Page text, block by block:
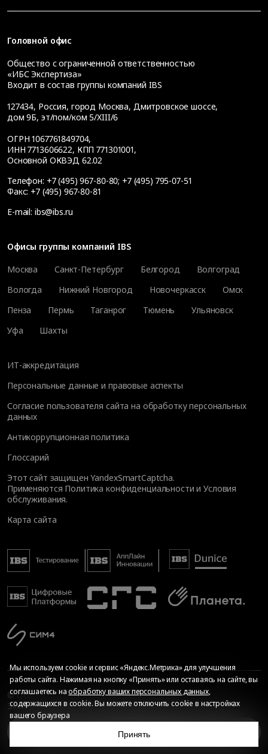
Головной офис
Общество с ограниченной ответственностью
«ИБС Экспертиза»
Входит в состав группы компаний IBS
127434, Россия, город Москва, Дмитровское шоссе,
дом 9Б, эт/пом/ком 5/XIII/6
ОГРН 1067761849704,
ИНН 7713606622, КПП 771301001,
Основной ОКВЭД 62.02
Телефон: +7 (495) 967-80-80; +7 (495) 795-07-51
Факс: +7 (495) 967-80-81
E-mail: ibs@ibs.ru
Офисы группы компаний IBS
Москва
Санкт-Петербург Белгород
Волгоград
Вологда
Нижний Новгород Новочеркасск
Омск
Пенза
Пермь Таганрог Тюмень
Ульяновск
Уфа
Шахты
ИТ-аккредитация
Персональные данные и правовые аспекты
Согласие пользователя сайта на обработку персональных
данных
Антикоррупционная политика
Глоссарий
Этот сайт защищен YandexSmartCaptcha.
Применяются Политика конфиденциальности иУсловия
обслуживания.
Карта сайта
© Общество с ограниченной ответственностью «ИБС
Экспертиза», 2026. Все права защищены
Сопровождение сайта
Мы используем cookie и сервис «Яндекс.Метрика» для улучшения
работы сайта. Нажимая на кнопку «Принять» или оставаясь на сайте, вы
соглашаетесь наобработку ваших персональных данных,
содержащихся в cookie. Вы можете отключить cookie в настройках
вашего браузера
Принять